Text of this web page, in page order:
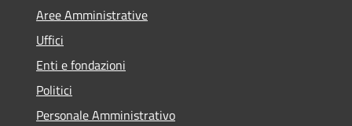
Aree Amministrative
Uffici
Enti e fondazioni
Politici
Personale Amministrativo